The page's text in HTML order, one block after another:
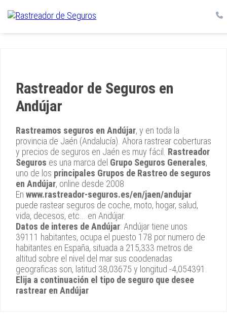
Rastreador de Seguros en
Andújar
Rastreamos seguros en Andújar, y en toda la
provincia de Jaén (Andalucía). Ahora rastrear coberturas
y precios de seguros en Jaén es muy fácil. Rastreador
Seguros es una marca del Grupo Seguros Generales,
uno de los principales Grupos de Rastreo de seguros
en Andújar, online desde 2008
En www.rastreador-seguros.es/en/jaen/andujar
puede rastear seguros de coche, moto, hogar, salud,
vida, decesos, etc... en Andújar.
Datos de interes de Andújar: Andújar tiene unos
39111 habitantes, ocupa el puesto 178 por numero de
habitantes en España, situada a 215,333 metros de
altitud sobre el nivel del mar sus coodenadas
geograficas son, latitud 38,03675 y longitud -4,054391.
Elija a continuación el tipo de seguro que desee
rastrear en Andújar